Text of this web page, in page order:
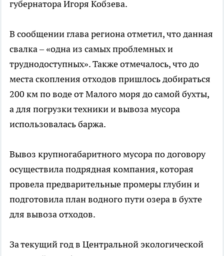
губернатора Игоря Кобзева.
В сообщении глава региона отметил, что данная
свалка – «одна из самых проблемных и
труднодоступных». Также отмечалось, что до
места скопления отходов пришлось добираться
200 км по воде от Малого моря до самой бухты,
а для погрузки техники и вывоза мусора
использовалась баржа.
Вывоз крупногабаритного мусора по договору
осуществила подрядная компания, которая
провела предварительные промеры глубин и
подготовила план водного пути озера в бухте
для вывоза отходов.
За текущий год в Центральной экологической